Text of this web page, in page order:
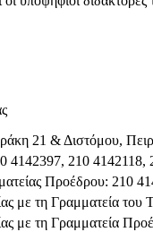
21 & Διστόμου,
4142397, 210 4142118,
Προέδρου: 210
με τη Γραμματεία
με τη Γραμματεία